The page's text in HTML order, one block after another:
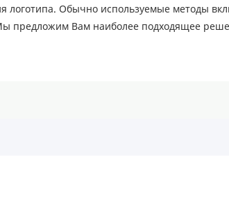
логотипа. Обычно используемые методы
предложим Вам наиболее подходящее